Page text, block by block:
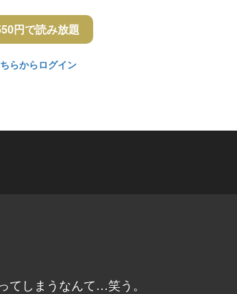
円で読み放題
らからログイン
てしまうなんて…笑う。